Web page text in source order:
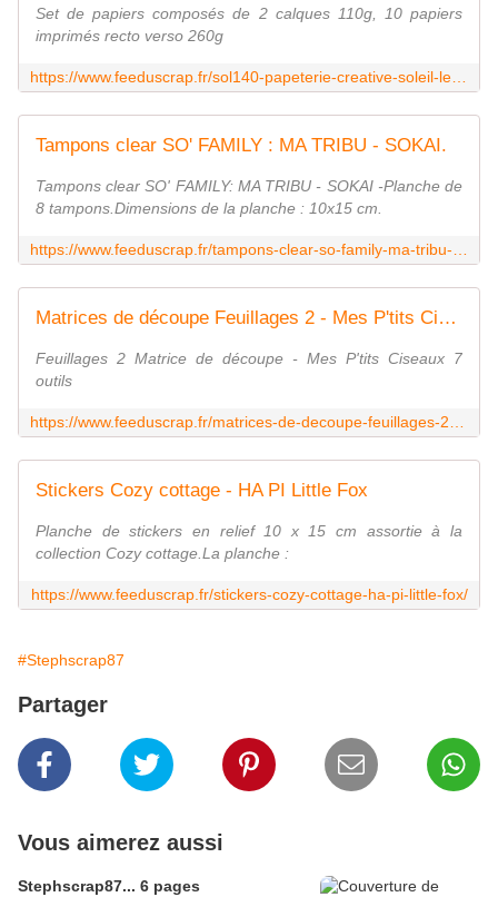
Set de papiers composés de 2 calques 110g, 10 papiers
imprimés recto verso 260g
Tampons clear SO' FAMILY : MA TRIBU - SOKAI.
Tampons clear SO' FAMILY: MA TRIBU - SOKAI -Planche de
8 tampons.Dimensions de la planche : 10x15 cm.
Matrices de découpe Feuillages 2 - Mes P'tits Ciseaux
Feuillages 2 Matrice de découpe - Mes P'tits Ciseaux 7
outils
Stickers Cozy cottage - HA PI Little Fox
Planche de stickers en relief 10 x 15 cm assortie à la
collection Cozy cottage.La planche :
https://www.feeduscrap.fr/stickers-cozy-cottage-ha-pi-little-fox/
#Stephscrap87
Partager
Vous aimerez aussi
Stephscrap87... 6 pages